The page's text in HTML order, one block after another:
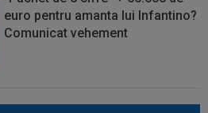
euro pentru amanta lui Infantino?
Comunicat vehement